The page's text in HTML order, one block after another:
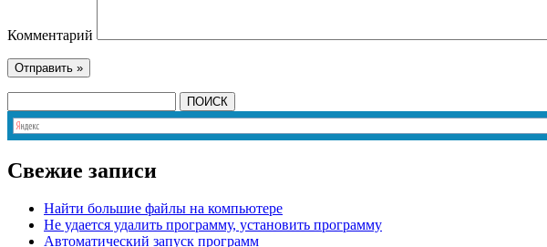
Комментарий
Свежие записи
Найти большие файлы на компьютере
Не удается удалить программу, установить программу
Автоматический запуск программ